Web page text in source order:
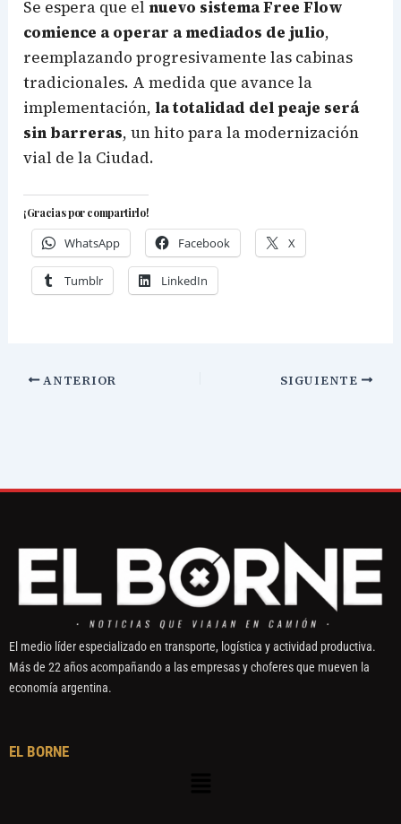
Se espera que elnuevo sistema Free Flow
comience a operar a mediados de julio,
reemplazando progresivamente las cabinas
tradicionales. A medida que avance la
implementación, la totalidad del peaje será
sin barreras, un hito para la modernización
vial de la Ciudad.
¡Gracias por compartirlo!
WhatsApp Facebook X
Tumblr LinkedIn
ANTERIOR SIGUIENTE
El medio líder especializado en transporte, logística y actividad productiva.
Más de 22 años acompañando a las empresas y choferes que mueven la
economía argentina.
EL BORNE